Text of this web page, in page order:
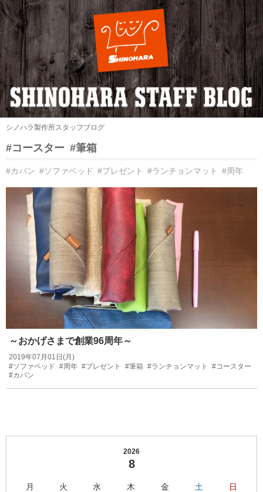
シノハラ製作所スタッフブログ
#コースター #筆箱
#カバン #ソファベッド #プレゼント #ランチョンマット #周年
～おかげさまで創業96周年～
2019年07月01日(月)
#ソファベッド #周年 #プレゼント #筆箱 #ランチョンマット
#コースター
#カバン
2026
8
月 火 水 木 金 土
日